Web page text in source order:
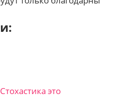
Стохастика это